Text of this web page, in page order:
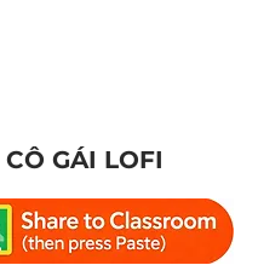
CÔ GÁI LOFI